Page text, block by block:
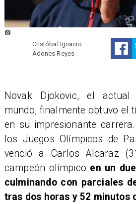
Cristóbal Ignacio
Adones Reyes
Novak Djokovic, el
mundo, finalmente obtuvo el
en su impresionante
los Juegos Olímpicos de
venció a Carlos Alcaraz
campeón olímpico en un
culminando con parciales
tras dos horas y 52 minutos